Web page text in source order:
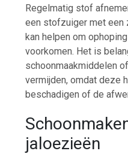
Regelmatig stof
een stofzuiger met
kan helpen om
voorkomen. Het is
schoonmaakmiddelen
vermijden, omdat deze
beschadigen of de
jaloezieën